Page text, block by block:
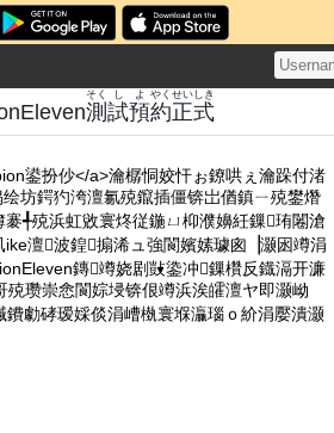
測
そく
試
し
預
よ
約
やく
正式
せいしき
鍙扮仯</a>瀹樼恫姣忓ぉ鐐哄ぇ瀹跺付渚
坊鍔犳洿澶氱殑鑹插僵锛岀偤鎮ㄧ殑鐢熸
╃殑浜虹敓寰炵従鍦ㄩ枊濮嬶紝鏁珛闂滄
澶波鍠搧浠ュ強閬嬪嫊璩囪▕灏囦竴涓
鏄竴娆剧敱鍌冲鏁欑反鐡滆开濂
瓒崇悆閬婃埐锛佷竴浜涘皬澶ヤ即灏岰
勮硣瑷婇倓涓嶆槸寰堢灜瑙ｏ紒涓嬮潰灏